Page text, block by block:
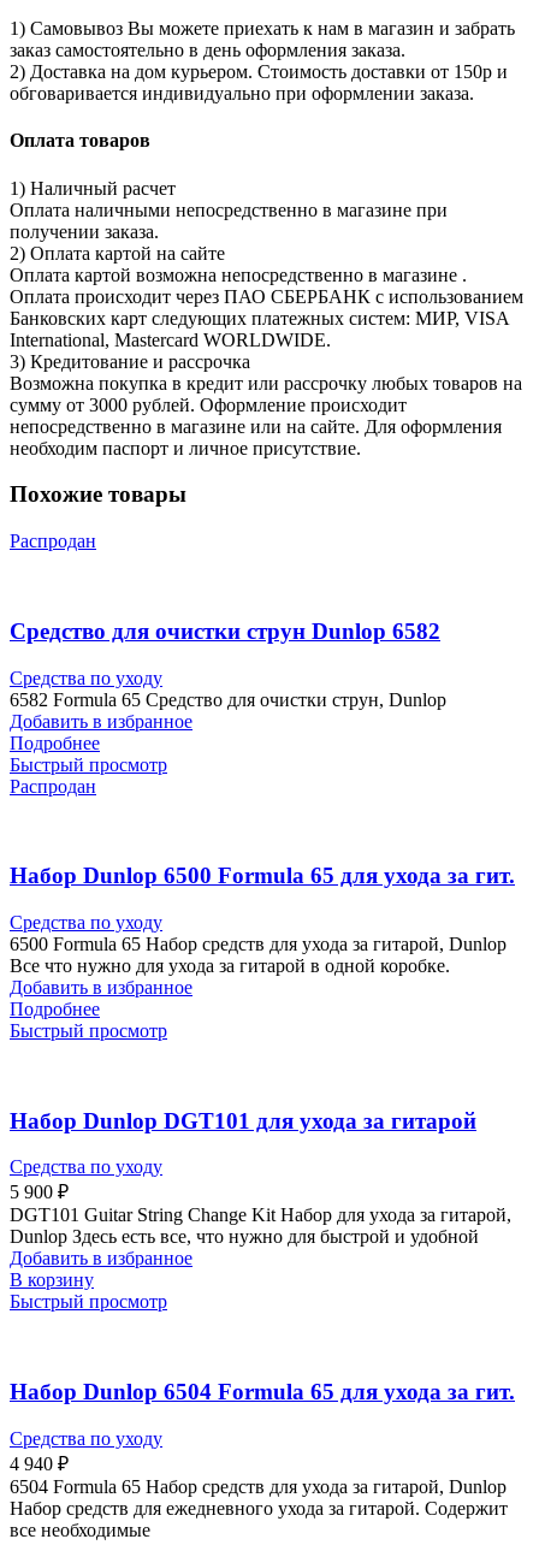
1) Самовывоз Вы можете приехать к нам в магазин и забрать
заказ самостоятельно в день оформления заказа.
2) Доставка на дом курьером. Стоимость доставки от 150р и
обговаривается индивидуально при оформлении заказа.
Оплата товаров
1) Наличный расчет
Оплата наличными непосредственно в магазине при
получении заказа.
2) Оплата картой на сайте
Оплата картой возможна непосредственно в магазине .
Оплата происходит через ПАО СБЕРБАНК с использованием
Банковских карт следующих платежных систем: МИР, VISA
International, Mastercard WORLDWIDE.
3) Кредитование и рассрочка
Возможна покупка в кредит или рассрочку любых товаров на
сумму от 3000 рублей. Оформление происходит
непосредственно в магазине или на сайте. Для оформления
необходим паспорт и личное присутствие.
Похожие товары
Распродан
Средство для очистки струн Dunlop 6582
Средства по уходу
6582 Formula 65 Средство для очистки струн, Dunlop
Добавить в избранное
Подробнее
Быстрый просмотр
Распродан
Набор Dunlop 6500 Formula 65 для ухода за гит.
Средства по уходу
6500 Formula 65 Набор средств для ухода за гитарой, Dunlop
Все что нужно для ухода за гитарой в одной коробке.
Добавить в избранное
Подробнее
Быстрый просмотр
Набор Dunlop DGT101 для ухода за гитарой
Средства по уходу
5 900 ₽
DGT101 Guitar String Change Kit Набор для ухода за гитарой,
Dunlop Здесь есть все, что нужно для быстрой и удобной
Добавить в избранное
В корзину
Быстрый просмотр
Набор Dunlop 6504 Formula 65 для ухода за гит.
Средства по уходу
4 940 ₽
6504 Formula 65 Набор средств для ухода за гитарой, Dunlop
Набор средств для ежедневного ухода за гитарой. Содержит
все необходимые